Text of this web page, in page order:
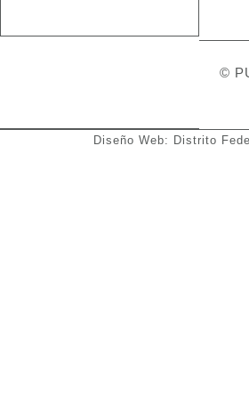
©
Diseño Web: Distrito